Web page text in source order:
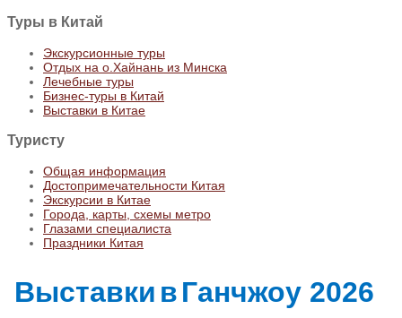
Туры в Китай
Экскурсионные туры
Отдых на о.Хайнань из Минска
Лечебные туры
Бизнес-туры в Китай
Выставки в Китае
Туристу
Общая информация
Достопримечательности Китая
Экскурсии в Китае
Города, карты, схемы метро
Глазами специалиста
Праздники Китая
Выставки вГанчжоу 2026